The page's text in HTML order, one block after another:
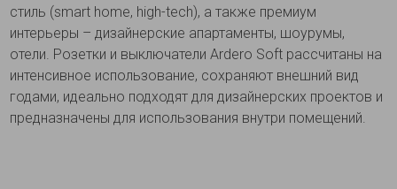
стиль (smart home, high-tech), а также премиум
интерьеры – дизайнерские апартаменты, шоурумы,
отели. Розетки и выключатели Ardero Soft рассчитаны на
интенсивное использование, сохраняют внешний вид
годами, идеально подходят для дизайнерских проектов и
предназначены для использования внутри помещений.